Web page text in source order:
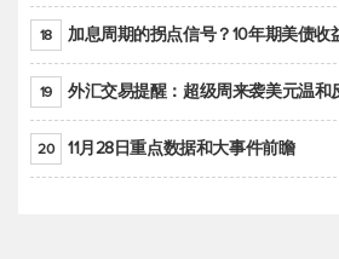
18 加息周期的拐点信号？10年期美债收益率持
19 外汇交易提醒：超级周来袭美元温和
20 11月28日重点数据和大事件前瞻